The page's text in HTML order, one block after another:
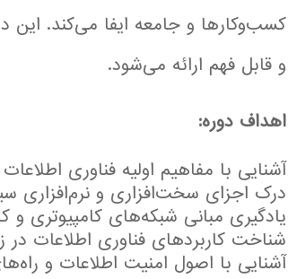
کسب‌وکارها و جامعه ایفا می‌کند. این
و قابل فهم ارائه می‌شود.
اهداف دوره:
آشنایی با مفاهیم اولیه فناوری
درک اجزای سخت‌افزاری و نرم‌افزاری
یادگیری مبانی شبکه‌های کامپیوتری و
شناخت کاربردهای فناوری اطلاعات در
آشنایی با اصول امنیت اطلاعات و